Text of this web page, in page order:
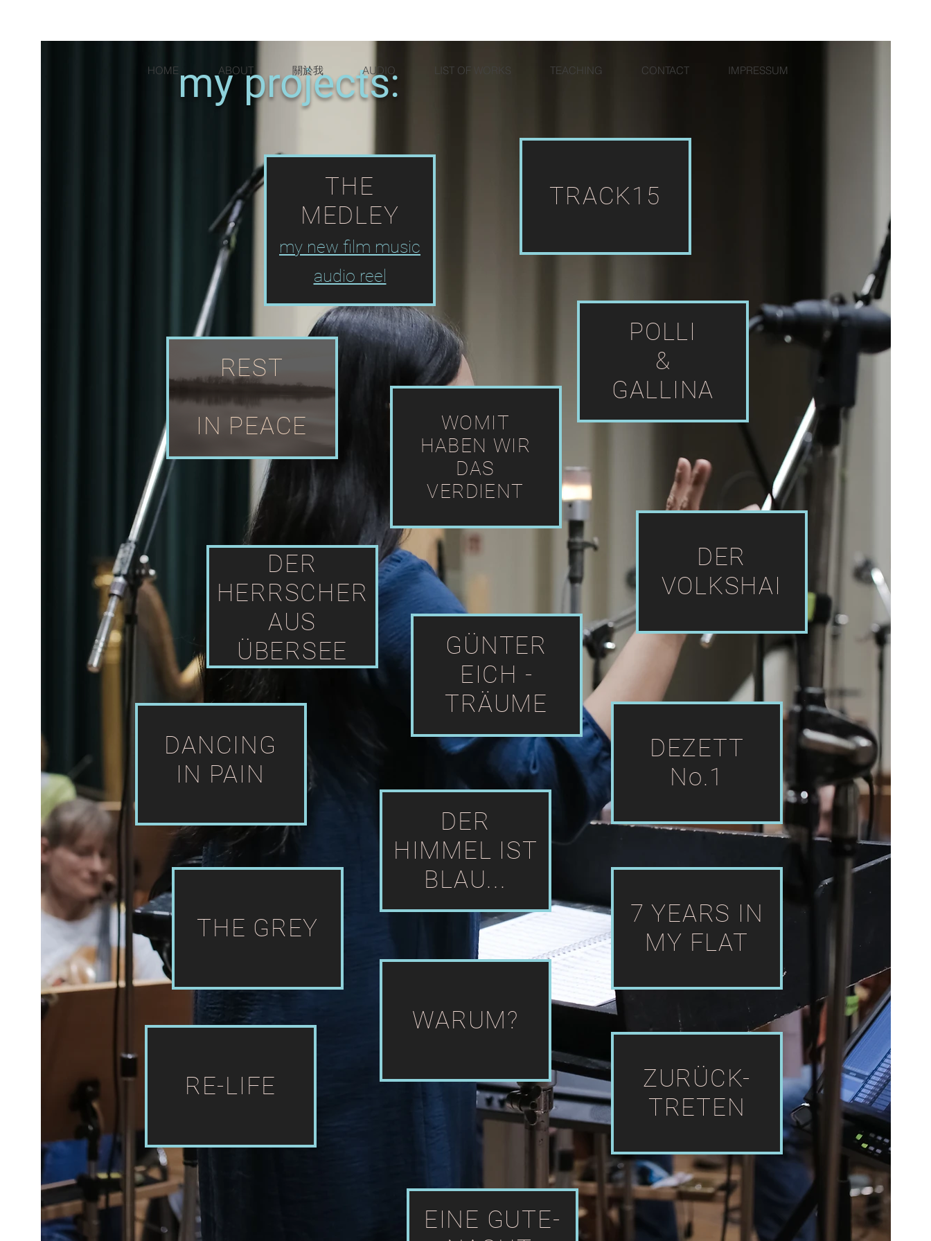
THE
MEDLEY
my new film music
audio reel
TRACK15
REST
IN PEACE
DER
HIMMEL IST
BLAU...
my projects:
POLLI
&
GALLINA
DER
VOLKSHAI
DANCING
IN PAIN
DEZETT
No.1
GÜNTER
EICH -
TRÄUME
DER
HERRSCHER
AUS
ÜBERSEE
THE GREY
7 YEARS IN
MY FLAT
WARUM?
ZURÜCK-
TRETEN
RE-LIFE
EINE GUTE-
WOMIT
HABEN WIR
DAS
VERDIENT
HOME ABOUT 關於我 AUDIO LIST OF WORKS TEACHING CONTACT IMPRESSUM